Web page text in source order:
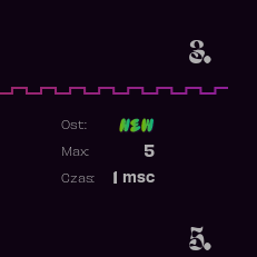
3.
5.
Ost:
5
Max:
msc
Czas: